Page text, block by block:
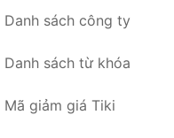
Danh sách công ty
Danh sách từ khóa
Mã giảm giá Tiki